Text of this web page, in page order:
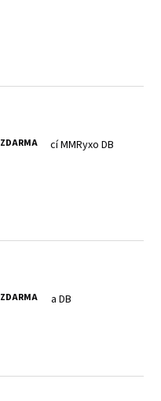
kapucí MMRyxo DB
MWXoana DB